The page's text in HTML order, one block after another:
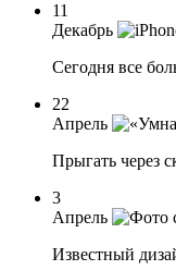
11
Декабрь
Сегодня все
22
Апрель
Прыгать через
3
Апрель
Известный